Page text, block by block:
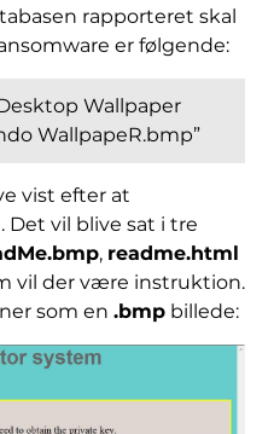
rapporteret skal
er følgende:
Wallpaper
WallpapeR.bmp”
vist efter at
vil blive sat i tre
, readme.html
vil der være instruktion.
som en .bmpbillede: